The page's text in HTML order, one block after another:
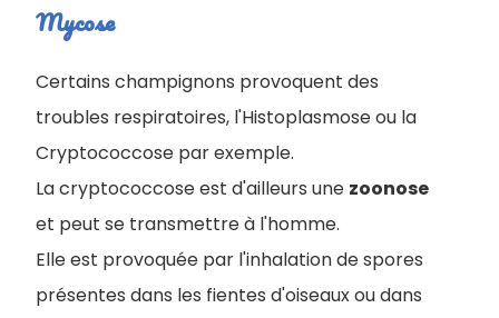
Mycose
Certains champignons provoquent des
troubles respiratoires, l'Histoplasmose ou la
Cryptococcose par exemple.
La cryptococcose est d'ailleurs une zoonose
et peut se transmettre à l'homme.
Elle est provoquée par l'inhalation de spores
présentes dans les fientes d'oiseaux ou dans